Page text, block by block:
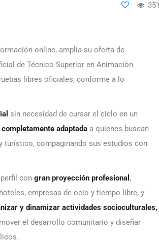
351
online, amplía su oferta de
de Técnico Superior en Animación
libres oficiales, conforme a lo
sin necesidad de cursar el ciclo en un
adaptada a quienes buscan
turístico, compaginando sus estudios con
con gran proyección profesional ,
empresas de ocio y tiempo libre, y
y dinamizar actividades socioculturales,
el desarrollo comunitario y diseñar